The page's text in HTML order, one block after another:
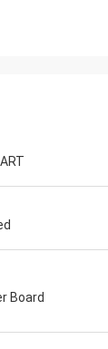
Board